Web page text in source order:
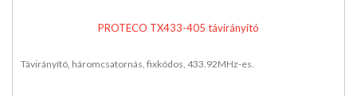
PROTECO TX433-405 távirányító
Távirányító, háromcsatornás, fixkódos, 433.92MHz-es.